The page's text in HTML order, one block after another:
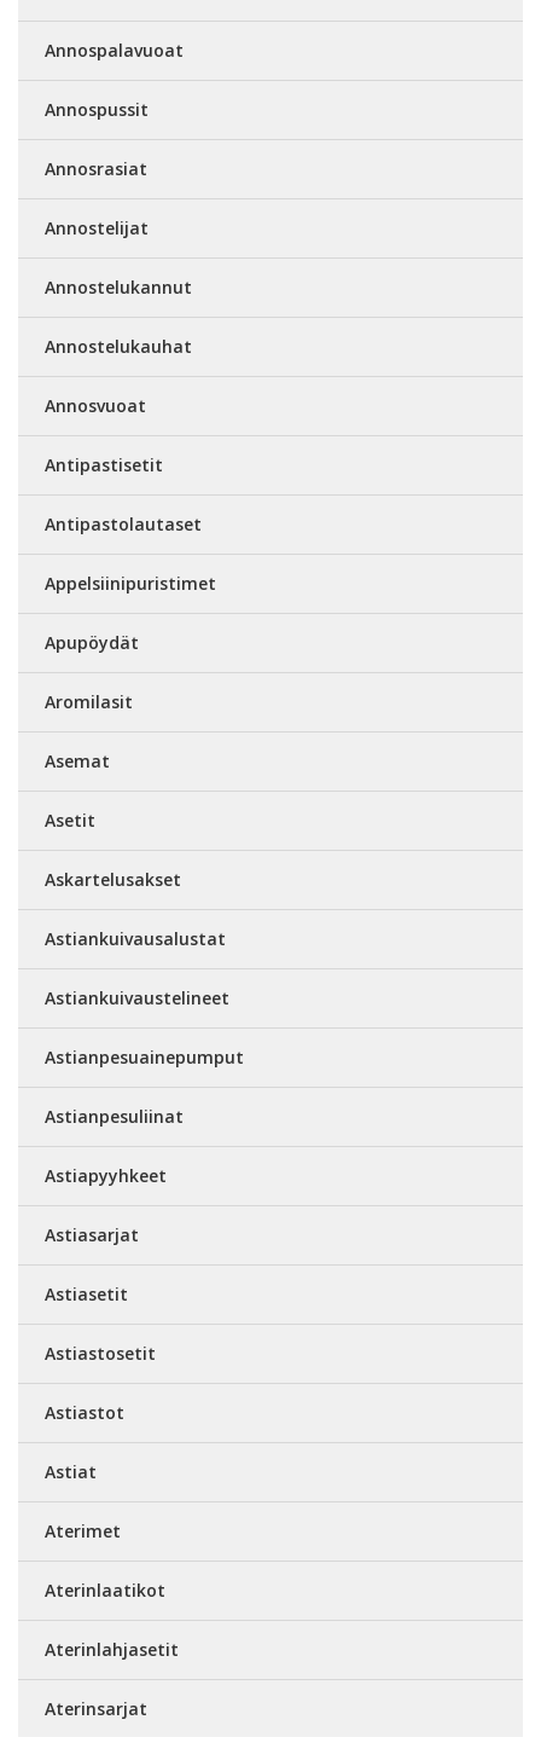
Annospalavuoat
Annospussit
Annosrasiat
Annostelijat
Annostelukannut
Annostelukauhat
Annosvuoat
Antipastisetit
Antipastolautaset
Appelsiinipuristimet
Apupöydät
Aromilasit
Asemat
Asetit
Askartelusakset
Astiankuivausalustat
Astiankuivaustelineet
Astianpesuainepumput
Astianpesuliinat
Astiapyyhkeet
Astiasarjat
Astiasetit
Astiastosetit
Astiastot
Astiat
Aterimet
Aterinlaatikot
Aterinlahjasetit
Aterinsarjat